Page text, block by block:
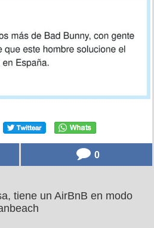
0
tiene un AirBnB en modo